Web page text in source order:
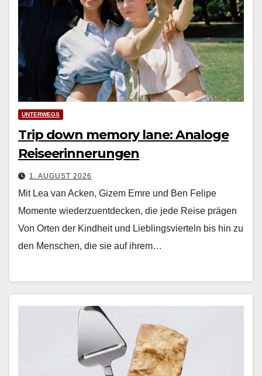
UNTERWEGS
Trip down memory lane: Analoge
Reiseerinnerungen
1. AUGUST 2026
Mit Lea van Acken, Gizem Emre und Ben Felipe
Momente wiederzuentdecken, die jede Reise prägen
Von Orten der Kind­heit und Lieblingsvierteln bis hin zu
den Men­schen, die sie auf ihrem…